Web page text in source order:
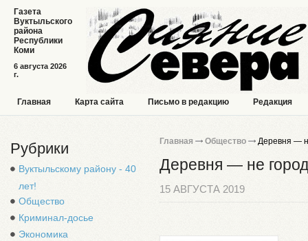
6 августа 2026
г.
Газета
Вуктыльского
района
Республики
Коми
Главная Карта сайта Письмо в редакцию Редакция
Рубрики
Вуктыльскому району - 40
лет!
Общество
Криминал-досье
Экономика
Главная Общество Деревня —
Деревня — не город
15 АВГУСТА 2019